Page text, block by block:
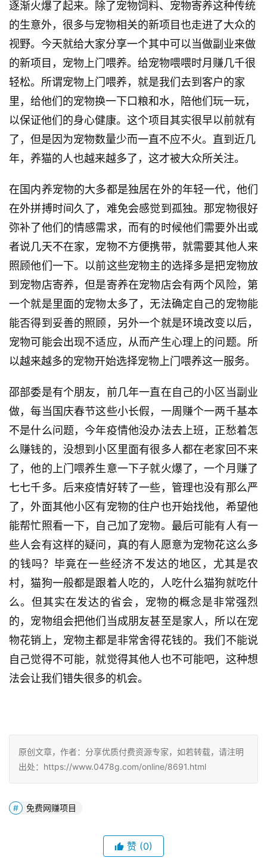
逐渐火爆了起来。除了宠物饲料、宠物寄养这种传统
的生意外，很多与宠物相关的新项目也走进了大众的
视野。今天就给大家分享一个其中可以当做副业来做
的新项目，宠物上门喂养。给宠物喂喂时月赚几千很
轻松。所谓宠物上门喂养，就是我们去到客户的家
里，给他们的宠物换一下口粮和水，陪他们玩一玩，
以保证他们的身心健康。这个项目其实很早以前就有
了，但是因为宠物数量少而一直不应不火。直到近几
年，养猫的人也越来越多了，这才被大众所关注。
在国内养宠物的大多都是独居在外的年轻一代，他们
在外拼搏时间久了，难免会感觉到孤独。那宠物很好
弥补了他们的情感需求，而有的时候他们需要外出或
者说几天不在家，宠物不方便携带，就需要其他人来
照顾他们一下。以前这些宠物主的选择多是把宠物放
到宠物店寄养，但是寄养在宠物店会有两个风险，第
一个就是里面的宠物太多了，无法确定自己的宠物能
能否得到妥善的照顾，另外一个就是环境改变以后，
宠物可能会出现不适应，从而产生心理上的问题。所
以越来越多的宠物开始选择宠物上门喂养这一服务。
邵部委是有个朋友，前几年一直在自己的小区当副业
做，每当国庆春节这些小长假，一周赚个一两千基本
不是什么问题，今年疫情他没办法去上班，正愁着怎
么赚钱的，没想到小区里面有很多人都在老家回不来
了，他的上门喂养生意一下子就火爆了，一个月赚了
七七千多。后来疫情好转了一些，管理也没有那么严
了，外面其他小区有宠物的住户也开始找他，希望他
能帮忙照看一下，自己加了宠物。最后可能有人有一
些人会有这样的疑问，真的有人愿意为宠物花这么多
的钱吗？毕竟在一些经济不发达的地区，尤其是农
村，猫狗一般都是跟着人吃的，人吃什么猫狗就吃什
么。但其实在发达的省会，宠物的概念是非常强烈
的，宠物组会把他们当成朋友甚至是家人，所以在宠
物花销上，宠物主都是非常舍得花钱的。我们不能说
自己觉得不可能，就觉得其他人也不可能吧，这种想
法会让我们错失很多的机会。
原创文章，作者：分享优质付费资源专家，如若转载，请注明
出处：https://www.0478g.com/online/8691.html
免费网赚项目
赞 (0)